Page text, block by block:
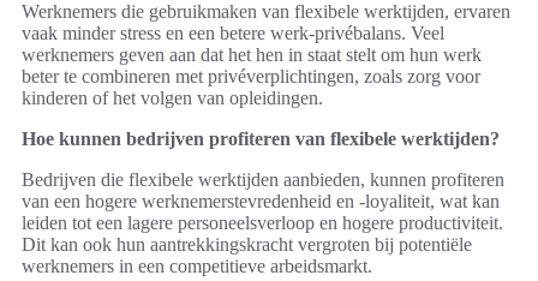
Werknemers die gebruikmaken van flexibele werktijden, ervaren
vaak minder stress en een betere werk-privébalans. Veel
werknemers geven aan dat het hen in staat stelt om hun werk
beter te combineren met privéverplichtingen, zoals zorg voor
kinderen of het volgen van opleidingen.
Hoe kunnen bedrijven profiteren van flexibele werktijden?
Bedrijven die flexibele werktijden aanbieden, kunnen profiteren
van een hogere werknemerstevredenheid en -loyaliteit, wat kan
leiden tot een lagere personeelsverloop en hogere productiviteit.
Dit kan ook hun aantrekkingskracht vergroten bij potentiële
werknemers in een competitieve arbeidsmarkt.